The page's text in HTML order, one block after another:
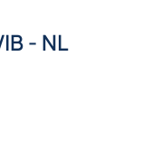
- NL